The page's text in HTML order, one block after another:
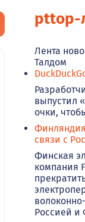
pttop-
Лента
Талдом
выпустил
очки,
Финляндия
связи с
Финская
компания
Россией и